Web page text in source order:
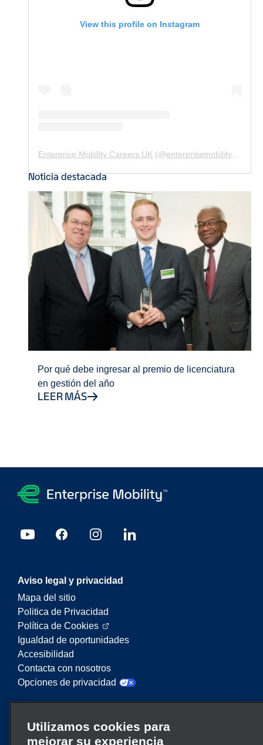
View this profile on Instagram
Enterprise Mobility Careers UK (@enterprisemobility.careers.uk
Noticia destacada
Por qué debe ingresar al premio de licenciatura
en gestión del año
LEER MÁS
Aviso legal y privacidad
Mapa del sitio
Politica de Privacidad
Política de Cookies
Igualdad de oportunidades
Accesibilidad
Contacta con nosotros
Opciones de privacidad
servicios de movilidad. En este sitio web,
“Enterprise Mobility” se utiliza para hacer
Utilizamos cookies para
mejorar su experiencia